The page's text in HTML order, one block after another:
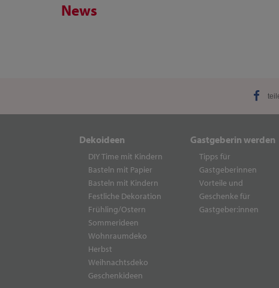
News
Dekoideen
DIY Time mit Kindern
Basteln mit Papier
Basteln mit Kindern
Festliche Dekoration
Frühling/Ostern
Sommerideen
Wohnraumdeko
Herbst
Weihnachtsdeko
Geschenkideen
Gastgeberin werden
Tipps für
Gastgeberinnen
Vorteile und
Geschenke für
Gastgeber:innen